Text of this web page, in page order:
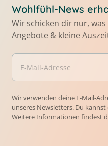
Wohlfühl-News
Wir schicken dir nur,
Angebote & kleine
Wir verwenden deine E-Mail-
unseres Newsletters. Du
Weitere Informationen findest